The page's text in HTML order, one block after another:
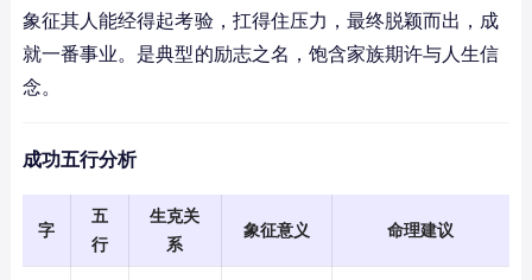
象征其人能经得起考验，扛得住压力，最终脱颖而出，成
就一番事业。是典型的励志之名，饱含家族期许与人生信
念。
成功五行分析
字
五
行
生克关
系
象征意义 命理建议